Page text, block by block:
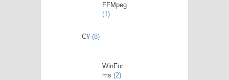
FFMpeg
(1)
C#(8)
WinFor
ms (2)